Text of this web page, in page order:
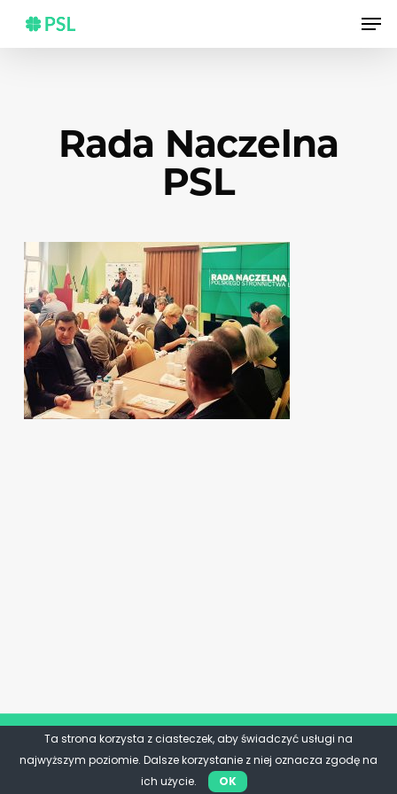
main
Rada Naczelna
PSL
Ta strona korzysta z ciasteczek, aby świadczyć usługi na
najwyższym poziomie. Dalsze korzystanie z niej oznacza zgodę na
ich użycie.
OK